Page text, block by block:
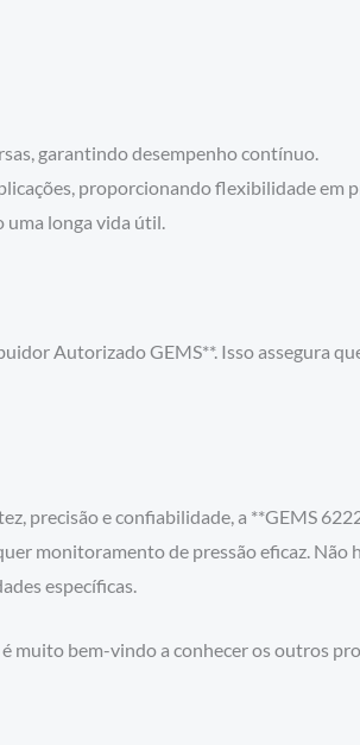
garantindo desempenho contínuo.
proporcionando flexibilidade em
uma longa vida útil.
Autorizado GEMS**. Isso assegura
precisão e confiabilidade, a **GEMS
monitoramento de pressão eficaz.
específicas.
muito bem-vindo a conhecer os outros